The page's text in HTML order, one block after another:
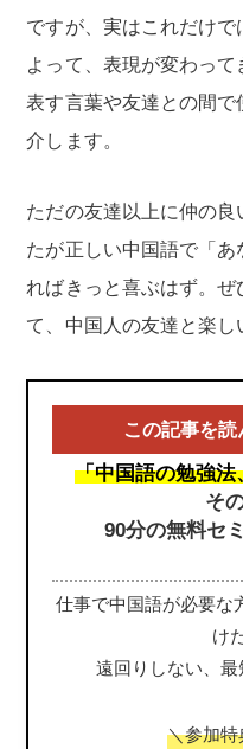
ですが、実はこれだけ
よって、表現が変わっ
表す言葉や友達との間
介します。
ただの友達以上に仲の
たが正しい中国語で「あ
ればきっと喜ぶはず。
て、中国人の友達と楽し
この記事を
「中国語の勉強法
そ
90分の無料セ
仕事で中国語が必要な
け
遠回りしない、最
＼参加